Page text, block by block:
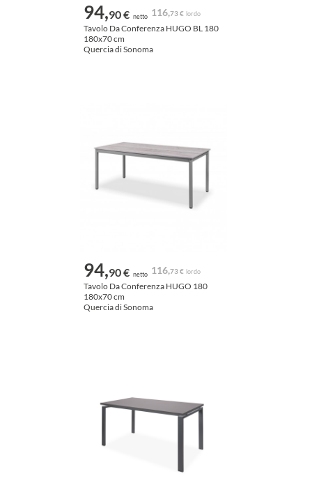
94,90 € netto 116,73 € lordo
Tavolo Da Conferenza HUGO BL 180
180x70 cm
Quercia di Sonoma
94,90 € netto 116,73 € lordo
Tavolo Da Conferenza HUGO 180
180x70 cm
Quercia di Sonoma